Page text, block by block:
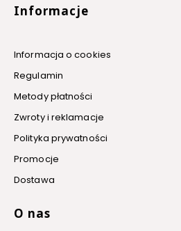
Informacje
Informacja o cookies
Regulamin
Metody płatności
Zwroty i reklamacje
Polityka prywatności
Promocje
Dostawa
O nas